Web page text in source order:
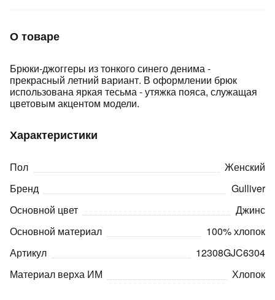
О товаре
Брюки-джоггеры из тонкого синего денима -
прекрасный летний вариант. В оформлении брюк
использована яркая тесьма - утяжка пояса, служащая
цветовым акцентом модели.
Характеристики
Пол
Женский
Бренд
Gulliver
Основной цвет
Джинс
Основной материал
100% хлопок
Артикул
12308GJC6304
Материал верха ИМ
Хлопок
25
Остались вопросы?
8 800 302-02-51
plait.ru